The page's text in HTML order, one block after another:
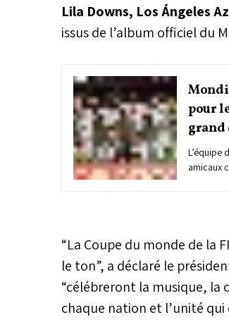
Lila Downs, Los Ángeles
issus de l’album officiel du
pour
grand
L’équipe
amicaux
Abdellah
Burundi
Salé.
n’est
mais
“La Coupe du monde de la
le ton”, a déclaré le
“célébreront la musique,
chaque nation et l’unité